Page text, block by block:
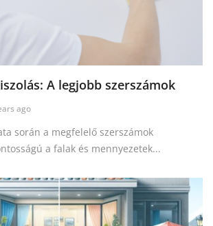
A legjobb szerszámok
ago
során a megfelelő szerszámok
a falak és mennyezetek...